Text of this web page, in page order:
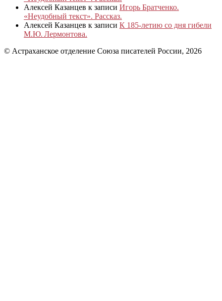
Алексей Казанцев к записи Игорь Братченко.
«Неудобный текст». Рассказ.
Алексей Казанцев к записи К 185‑летию со дня гибели
М.Ю. Лермонтова.
© Астраханское отделение Союза писателей России, 2026